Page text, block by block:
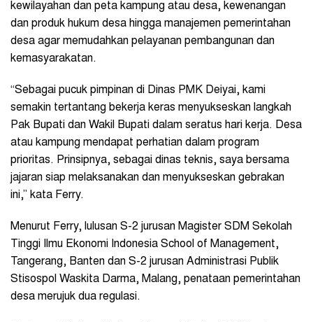
kewilayahan dan peta kampung atau desa, kewenangan
dan produk hukum desa hingga manajemen pemerintahan
desa agar memudahkan pelayanan pembangunan dan
kemasyarakatan.
“Sebagai pucuk pimpinan di Dinas PMK Deiyai, kami
semakin tertantang bekerja keras menyukseskan langkah
Pak Bupati dan Wakil Bupati dalam seratus hari kerja. Desa
atau kampung mendapat perhatian dalam program
prioritas. Prinsipnya, sebagai dinas teknis, saya bersama
jajaran siap melaksanakan dan menyukseskan gebrakan
ini,” kata Ferry.
Menurut Ferry, lulusan S-2 jurusan Magister SDM Sekolah
Tinggi Ilmu Ekonomi Indonesia School of Management,
Tangerang, Banten dan S-2 jurusan Administrasi Publik
Stisospol Waskita Darma, Malang, penataan pemerintahan
desa merujuk dua regulasi.